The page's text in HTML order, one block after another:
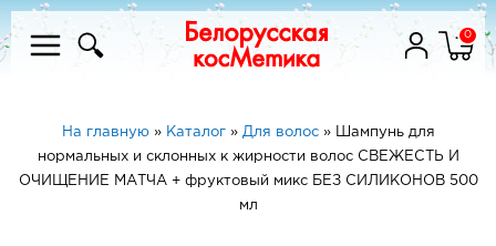
0
На главную» Каталог» Для волос»
Шампунь для
нормальных и склонных к жирности волос СВЕЖЕСТЬ И
ОЧИЩЕНИЕ МАТЧА + фруктовый микс БЕЗ СИЛИКОНОВ 500
мл